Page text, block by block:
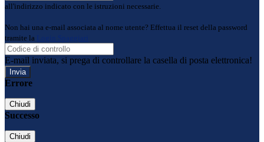
all'indirizzo indicato con le istruzioni necessarie.
Non hai una e-mail associata al nome utente? Effettua il reset della password
tramite la
Login Spaggiari
E-mail inviata, si prega di controllare la casella di posta elettronica!
Errore
Chiudi
Successo
Chiudi